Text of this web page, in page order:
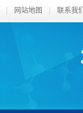
网站地图 联系我们